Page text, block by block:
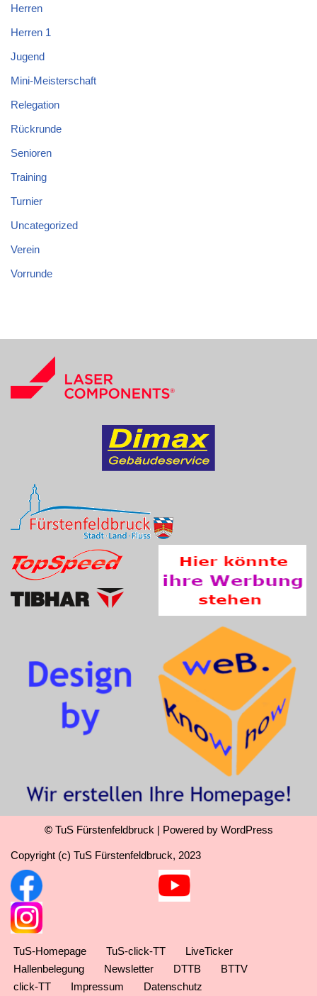
Herren
Herren 1
Jugend
Mini-Meisterschaft
Relegation
Rückrunde
Senioren
Training
Turnier
Uncategorized
Verein
Vorrunde
© TuS Fürstenfeldbruck | Powered by WordPress
Copyright (c) TuS Fürstenfeldbruck, 2023
TuS-Homepage TuS-click-TT
LiveTicker
Hallenbelegung
Newsletter DTTB
BTTV
click-TT
Impressum Datenschutz